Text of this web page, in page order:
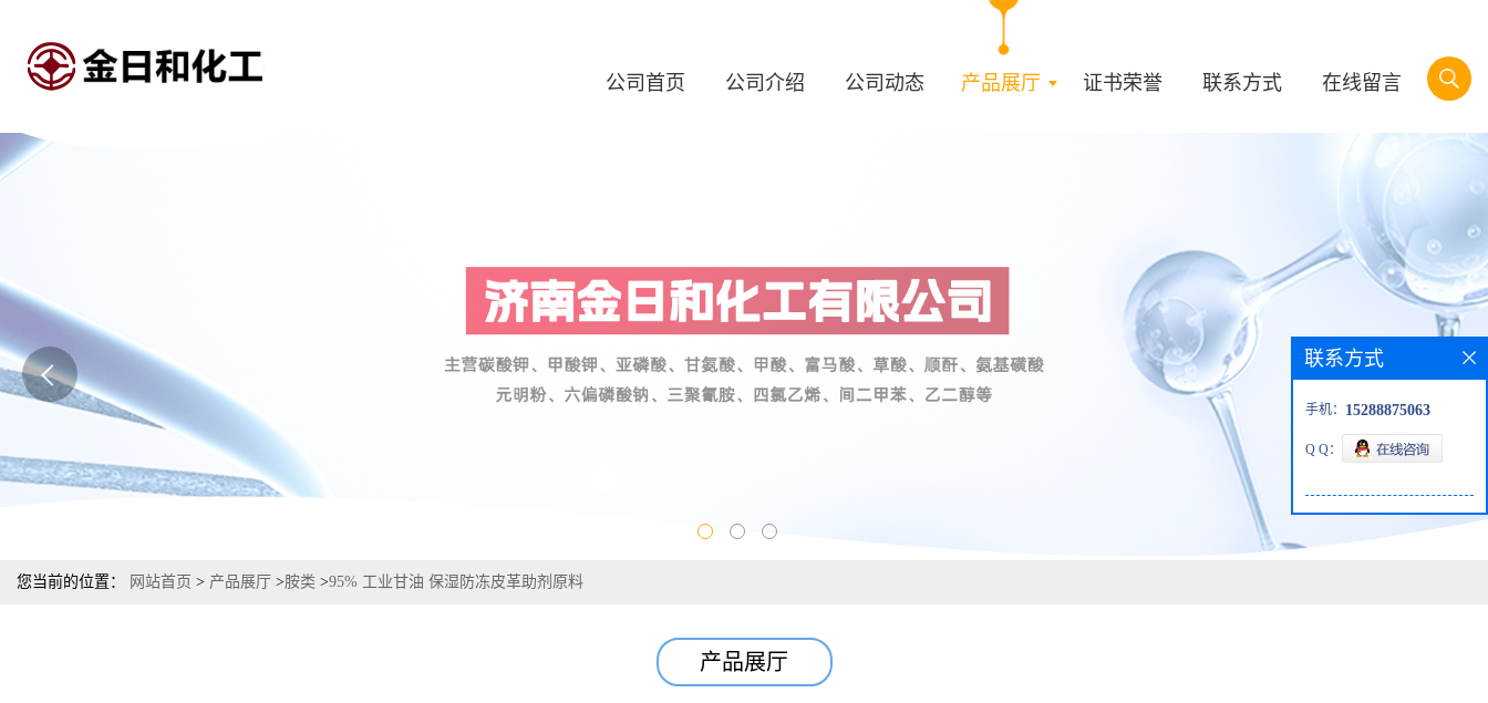
公司首页 公司介绍 公司动态 产品展厅 证书荣誉 联系方式 在线留言
您当前的位置： 网站首页 > 产品展厅 >胺类 >95% 工业甘油 保湿防冻皮革助剂原料
产品展厅
联系方式
手机： 15288875063
Q Q：